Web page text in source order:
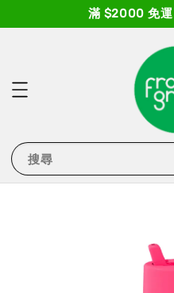
滿 $2000 免運
搜尋